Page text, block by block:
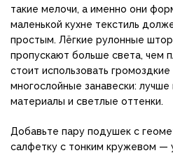
такие мелочи, а именно они
маленькой кухне текстиль
простым. Лёгкие рулонные
пропускают больше света, чем
стоит использовать громоздкие
многослойные занавески:
материалы и светлые оттенки.
Добавьте пару подушек с
салфетку с тонким кружевом —